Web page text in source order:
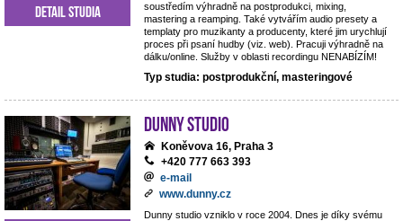
soustředím výhradně na postprodukci, mixing,
mastering a reamping. Také vytvářím audio presety a
templaty pro muzikanty a producenty, které jim urychlují
proces při psaní hudby (viz. web). Pracuji výhradně na
dálku/online. Služby v oblasti recordingu NENABÍZÍM!
Typ studia: postprodukční, masteringové
Detail studia
Dunny studio
Koněvova 16, Praha 3
+420 777 663 393
e-mail
www.dunny.cz
Dunny studio vzniklo v roce 2004. Dnes je díky svému